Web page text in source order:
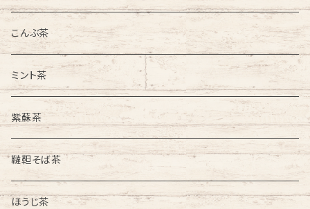
こんぶ茶
ミント茶
紫蘇茶
韃靼そば茶
ほうじ茶